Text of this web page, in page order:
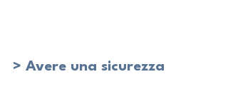
> Avere una sicurezza